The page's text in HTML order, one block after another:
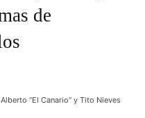
de
“El Canario” y Tito Nieves